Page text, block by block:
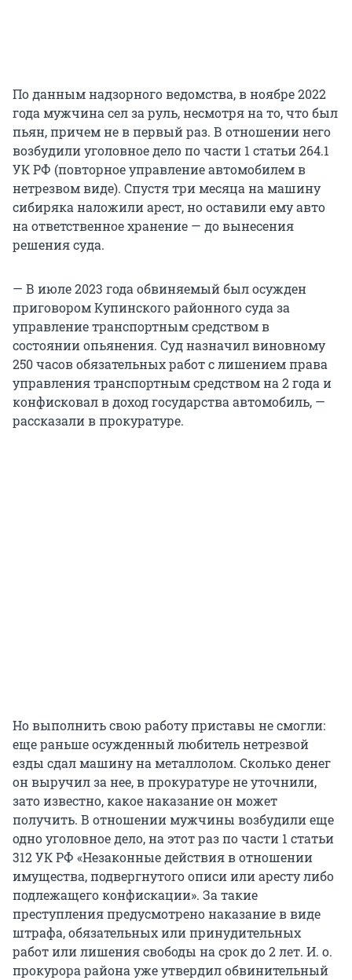
По данным надзорного ведомства, в ноябре 2022
года мужчина сел за руль, несмотря на то, что был
пьян, причем не в первый раз. В отношении него
возбудили уголовное дело по части 1 статьи 264.1
УК РФ (повторное управление автомобилем в
нетрезвом виде). Спустя три месяца на машину
сибиряка наложили арест, но оставили ему авто
на ответственное хранение — до вынесения
решения суда.
— В июле 2023 года обвиняемый был осужден
приговором Купинского районного суда за
управление транспортным средством в
состоянии опьянения. Суд назначил виновному
250 часов обязательных работ с лишением права
управления транспортным средством на 2 года и
конфисковал в доход государства автомобиль, —
рассказали в прокуратуре.
Но выполнить свою работу приставы не смогли:
еще раньше осужденный любитель нетрезвой
езды сдал машину на металлолом. Сколько денег
он выручил за нее, в прокуратуре не уточнили,
зато известно, какое наказание он может
получить. В отношении мужчины возбудили еще
одно уголовное дело, на этот раз по части 1 статьи
312 УК РФ «Незаконные действия в отношении
имущества, подвергнутого описи или аресту либо
подлежащего конфискации». За такие
преступления предусмотрено наказание в виде
штрафа, обязательных или принудительных
работ или лишения свободы на срок до 2 лет. И. о.
прокурора района уже утвердил обвинительный